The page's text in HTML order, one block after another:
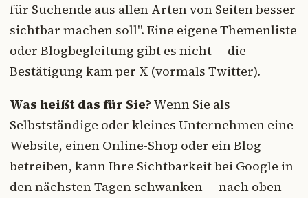
für Suchende aus allen Arten von Seiten besser
sichtbar machen soll". Eine eigene Themenliste
oder Blogbegleitung gibt es nicht — die
Bestätigung kam per X (vormals Twitter).
Was heißt das für Sie? Wenn Sie als
Selbstständige oder kleines Unternehmen eine
Website, einen Online-Shop oder ein Blog
betreiben, kann Ihre Sichtbarkeit bei Google in
den nächsten Tagen schwanken — nach oben